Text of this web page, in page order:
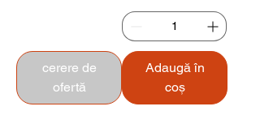
cerere de
ofertă
Adaugă în
coș